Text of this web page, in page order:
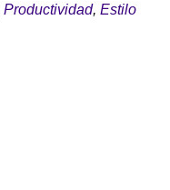
Productividad, Estilo